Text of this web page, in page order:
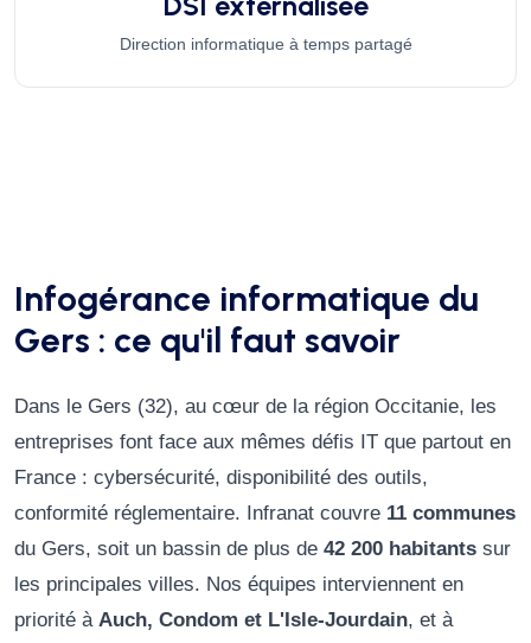
Direction informatique à temps partagé
Infogérance informatique du
Gers : ce qu'il faut savoir
Dans le Gers (32), au cœur de la région Occitanie, les
entreprises font face aux mêmes défis IT que partout en
France : cybersécurité, disponibilité des outils,
conformité réglementaire. Infranat couvre 11 communes
du Gers, soit un bassin de plus de 42 200 habitants sur
les principales villes. Nos équipes interviennent en
priorité à Auch, Condom et L'Isle-Jourdain, et à